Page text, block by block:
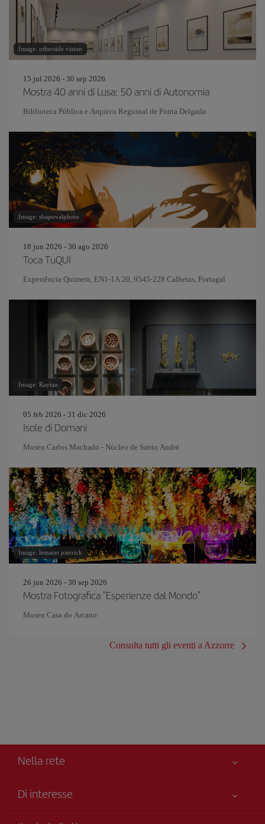
Image: otherside vision
15 jul 2026 - 30 sep 2026
Mostra 40 anni di Lusa: 50 anni di Autonomia
Biblioteca Pública e Arquivo Regional de Ponta Delgada
Image: shapovalphoto
18 jun 2026 - 30 ago 2026
Toca TuQUI
Experiência Quimera, EN1-1A 20, 9545-228 Calhetas, Portugal
Image: Raytan
05 feb 2026 - 31 dic 2026
Isole di Domani
Museu Carlos Machado - Núcleo de Santo André
Image: lemaret pierrick
26 jun 2026 - 30 sep 2026
Mostra Fotografica "Esperienze dal Mondo"
Museu Casa do Arcano
Consulta tutti gli eventi a Azzorre
Nella rete
Di interesse